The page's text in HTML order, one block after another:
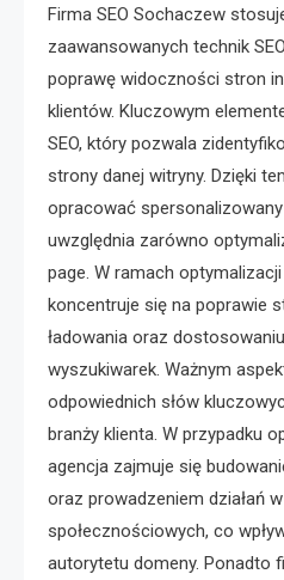
Firma SEO Sochaczew
zaawansowanych technik
poprawę widoczności stron
klientów. Kluczowym
SEO, który pozwala
strony danej witryny. Dzięki
opracować spersonalizowany
uwzględnia zarówno
page. W ramach
koncentruje się na poprawie
ładowania oraz
wyszukiwarek. Ważnym
odpowiednich słów
branży klienta. W przypadku
agencja zajmuje się
oraz prowadzeniem działań
społecznościowych, co
autorytetu domeny. Ponadto